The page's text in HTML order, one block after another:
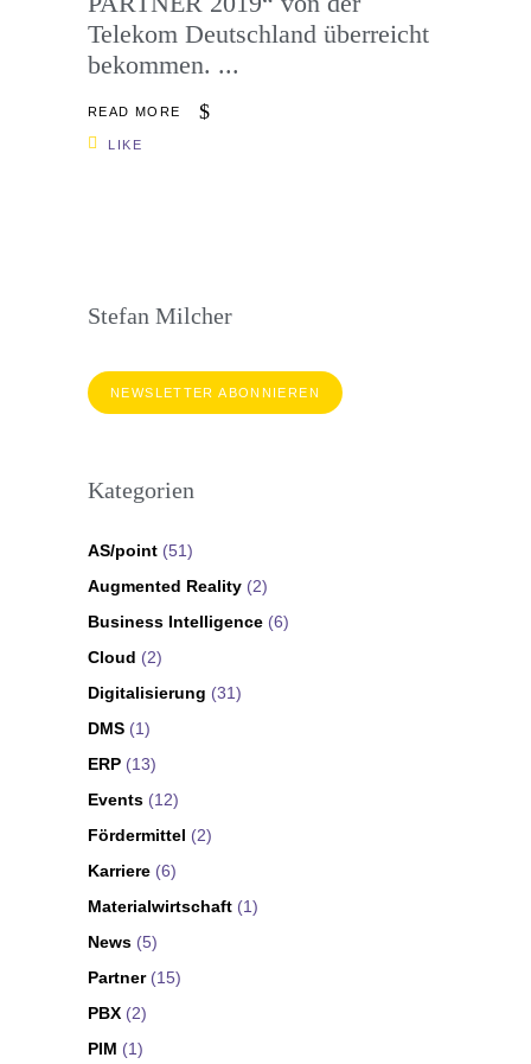
Telekom Deutschland überreicht
bekommen.
READ MORE
LIKE
Stefan Milcher
NEWSLETTER ABONNIEREN
Kategorien
AS/point (51)
Augmented Reality (2)
Business Intelligence (6)
Cloud (2)
Digitalisierung (31)
DMS (1)
ERP (13)
Events (12)
Fördermittel (2)
Karriere (6)
Materialwirtschaft (1)
News (5)
Partner(15)
PBX (2)
PIM (1)